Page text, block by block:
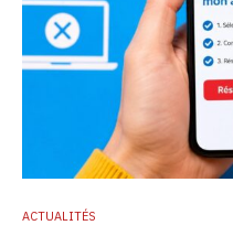
ACTUALITÉS